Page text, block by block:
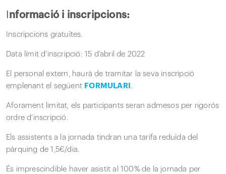
nformació i inscripcions:
Inscripcions gratuïtes.
Data límit d’inscripció: 15 d’abril de 2022
El personal extern, haurà de tramitar la seva inscripció
emplenant el següent FORMULARI .
Aforament limitat, els participants seran admesos per rigorós
ordre d’inscripció.
Els assistents a la jornada tindran una tarifa reduïda del
pàrquing de 1,5€/dia.
És imprescindible haver asistit al 100% de la jornada per